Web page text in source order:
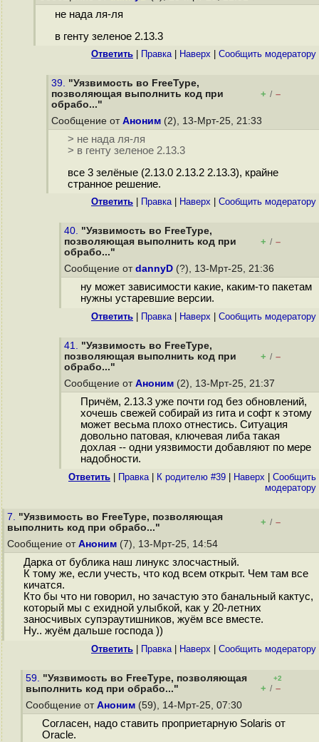
не нада ля-ля
в генту зеленое 2.13.3
Ответить Правка| Наверх Cообщить модератору
39. "Уязвимость во FreeType,
позволяющая выполнить код при
обрабо..."
+ / –
Сообщение от Аноним (2), 13-Мрт-25, 21:33
> не нада ля-ля
> в генту зеленое 2.13.3
все 3 зелёные (2.13.0 2.13.2 2.13.3), крайне
странное решение.
Ответить Правка| Наверх Cообщить модератору
40. "Уязвимость во FreeType,
позволяющая выполнить код при
обрабо..."
+ / –
Сообщение от dannyD (?), 13-Мрт-25, 21:36
ну может зависимости какие, каким-то пакетам
нужны устаревшие версии.
Ответить Правка| Наверх Cообщить модератору
41. "Уязвимость во FreeType,
позволяющая выполнить код при
обрабо..."
+ / –
Сообщение от Аноним (2), 13-Мрт-25, 21:37
Причём, 2.13.3 уже почти год без обновлений,
хочешь свежей собирай из гита и софт к этому
может весьма плохо отнестись. Ситуация
довольно патовая, ключевая либа такая
дохлая -- одни уязвимости добавляют по мере
надобности.
Ответить Правка| К родителю #39 Наверх
Cообщить
модератору
7. "Уязвимость во FreeType, позволяющая
выполнить код при обрабо..."
+ / –
Сообщение от Аноним (7), 13-Мрт-25, 14:54
Дарка от бублика наш линукс злосчастный.
К тому же, если учесть, что код всем открыт. Чем там все
кичатся.
Кто бы что ни говорил, но зачастую это банальный кактус,
который мы с ехидной улыбкой, как у 20-летних
заносчивых супэраутишников, жуём все вместе.
Ну.. жуём дальше господа ))
Ответить Правка| Наверх Cообщить модератору
59. "Уязвимость во FreeType, позволяющая
выполнить код при обрабо..."
+2
+ / –
Сообщение от Аноним (59), 14-Мрт-25, 07:30
Согласен, надо ставить проприетарную Solaris от
Oracle.